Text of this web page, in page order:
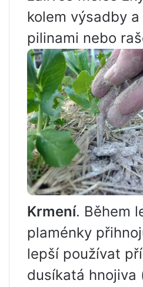
kolem výsadby
pilinami nebo
Krmení. Během
plaménky
lepší používat
dusíkatá hnojiva